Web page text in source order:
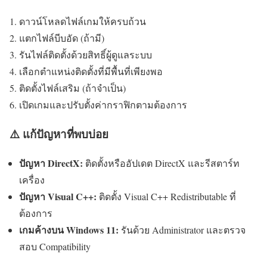
ดาวน์โหลดไฟล์เกมให้ครบถ้วน
แตกไฟล์บีบอัด (ถ้ามี)
รันไฟล์ติดตั้งด้วยสิทธิ์ผู้ดูแลระบบ
เลือกตำแหน่งติดตั้งที่มีพื้นที่เพียงพอ
ติดตั้งไฟล์เสริม (ถ้าจำเป็น)
เปิดเกมและปรับตั้งค่ากราฟิกตามต้องการ
⚠️ แก้ปัญหาที่พบบ่อย
ปัญหา DirectX: ติดตั้งหรืออัปเดต DirectX และรีสตาร์ท
เครื่อง
ปัญหา Visual C++: ติดตั้ง Visual C++ Redistributable ที่
ต้องการ
เกมค้างบน Windows 11: รันด้วย Administrator และตรวจ
สอบ Compatibility